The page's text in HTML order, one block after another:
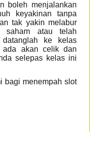
boleh menjalankan
keyakinan tanpa
tak yakin melabur
saham atau telah
ke kelas
ada akan celik dan
selepas kelas ini
bagi menempah slot